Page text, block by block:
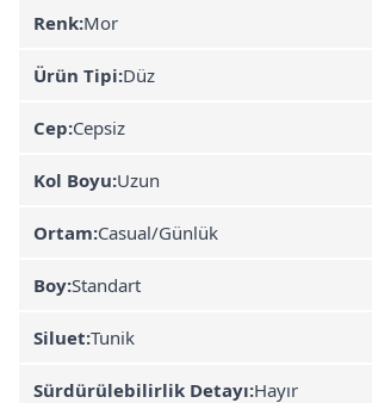
Renk:Mor
Ürün Tipi:Düz
Cep:Cepsiz
Kol Boyu:Uzun
Ortam:Casual/Günlük
Boy:Standart
Siluet:Tunik
Sürdürülebilirlik Detayı:Hayır